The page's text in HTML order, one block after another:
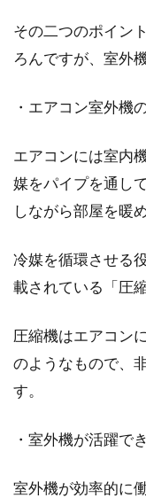
その二つのポイン
ろんですが、室外
・エアコン室外機
エアコンには室内
媒をパイプを通し
しながら部屋を暖
冷媒を循環させる
載されている「圧
圧縮機はエアコン
のようなもので、
す。
・室外機が活躍で
室外機が効率的に